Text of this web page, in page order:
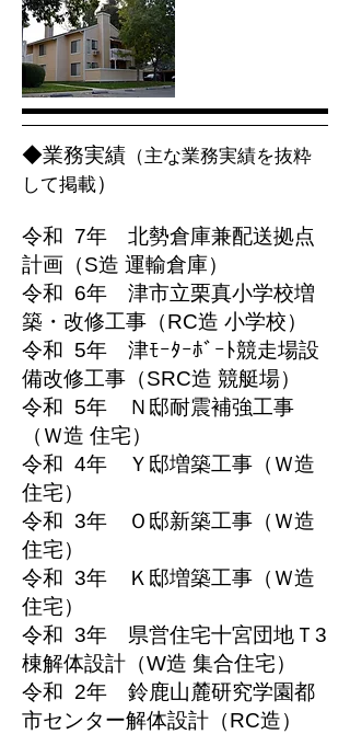
◆業務実績 （主な業務実績を抜粋
して掲載）
令和 7年 北勢倉庫兼配送拠点
計画（S造 運輸倉庫）
令和 6年 津市立栗真小学校増
築・改修工事（RC造 小学校）
令和 5年 津ﾓｰﾀｰﾎﾞｰﾄ競走場設
備改修工事（SRC造 競艇場）
令和 5年 Ｎ邸耐震補強工事
（Ｗ造 住宅）
令和 4年 Ｙ邸増築工事（Ｗ造
住宅）
令和 3年 Ｏ邸新築工事（Ｗ造
住宅）​
​令和 3年 Ｋ邸増築工事（Ｗ造
住宅）
令和 3年 県営住宅十宮団地Ｔ3
棟解体設計（W造 集合住宅）
令和 2年 鈴鹿山麓研究学園都
市センター解体設計（RC造）